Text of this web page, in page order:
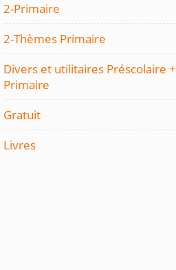
2-Primaire
2-Thèmes Primaire
Divers et utilitaires Préscolaire +
Primaire
Gratuit
Livres